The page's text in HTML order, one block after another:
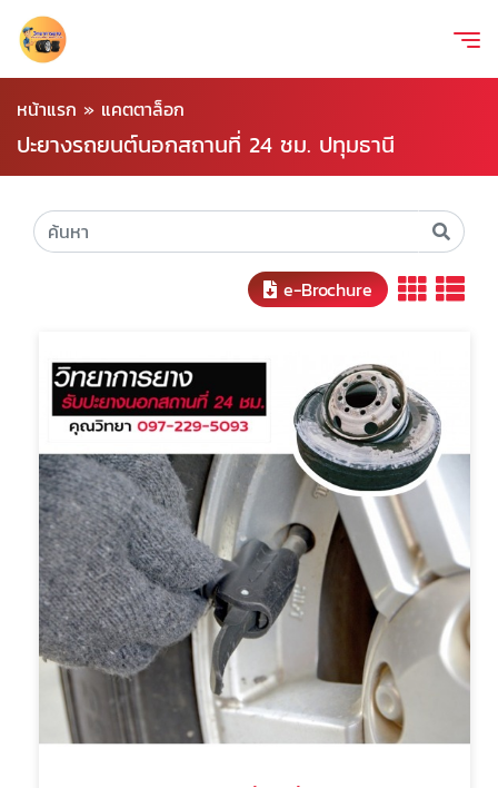
หน้าแรก » แคตตาล็อก
ปะยางรถยนต์นอกสถานที่ 24 ชม. ปทุมธานี
e-Brochure